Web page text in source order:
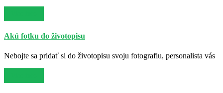
Akú fotku do životopisu
Nebojte sa pridať si do životopisu svoju fotografiu, personalista vás